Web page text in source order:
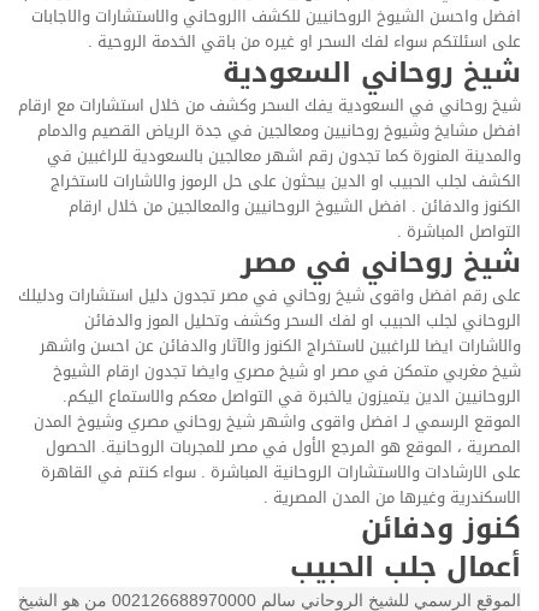
افضل واحسن الشيوخ الروحانيين للكشف االروحاني والاستشارات والاجابات
على اسئلتكم سواء لفك السحر او غيره من باقي الخدمة الروحية .
شيخ روحاني السعودية
شيخ روحاني في السعودية يفك السحر وكشف من خلال استشارات مع ارقام
افضل مشايخ وشيوخ روحانيين ومعالجين في جدة الرياض القصيم والدمام
والمدينة المنورة كما تجدون رقم اشهر معالجين بالسعودية للراغبين في
الكشف لجلب الحبيب او الدين يبحثون على حل الرموز والاشارات لاستخراج
الكنوز والدفائن . افضل الشيوخ الروحانيين والمعالجين من خلال ارقام
التواصل المباشرة .
شيخ روحاني في مصر
على رقم افضل واقوى شيخ روحاني في مصر تجدون دليل استشارات ودليلك
الروحاني لجلب الحبيب او لفك السحر وكشف وتحليل الموز والدفائن
والاشارات ايضا للراغبين لاستخراج الكنوز والآثار والدفائن عن احسن واشهر
شيخ مغربي متمكن في مصر او شيخ مصري وايضا تجدون ارقام الشيوخ
الروحانيين الدين يتميزون يالخبرة في التواصل معكم والاستماع اليكم.
الموقع الرسمي لـ افضل واقوى واشهر شيخ روحاني مصري وشيوخ المدن
المصرية ، الموقع هو المرجع الأول في مصر للمجربات الروحانية. الحصول
على الارشادات والاستشارات الروحانية المباشرة . سواء كنتم في القاهرة
الاسكندرية وغيرها من المدن المصرية .
كنوز ودفائن
أعمال جلب الحبيب
الموقع الرسمي للشيخ الروحاني سالم 002126688970000 من هو الشيخ